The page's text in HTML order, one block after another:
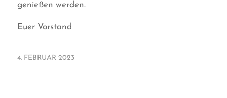
genießen werden.
Euer Vorstand
4. FEBRUAR 2023